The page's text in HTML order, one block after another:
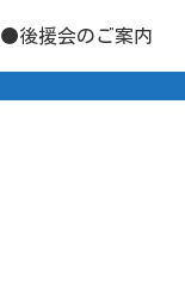
●後援会のご案内